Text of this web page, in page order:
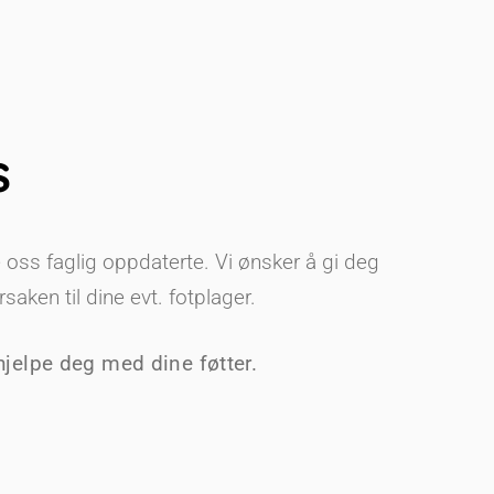
faglig oppdaterte. Vi ønsker å gi deg
til dine evt. fotplager.
deg med dine føtter.